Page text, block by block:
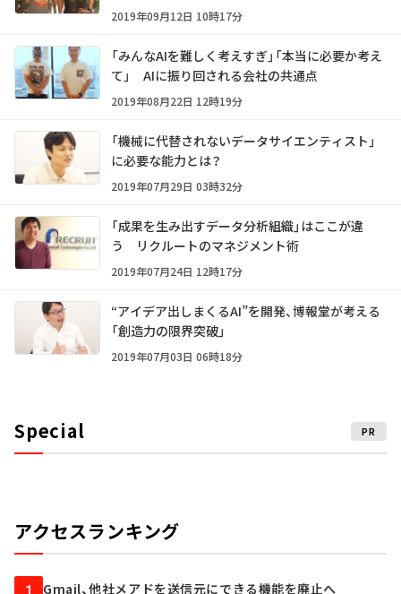
2019年09月12日 10時17分
「みんなAIを難しく考えすぎ」「本当に必要か考え
て」 AIに振り回される会社の共通点
2019年08月22日 12時19分
「機械に代替されないデータサイエンティスト」
に必要な能力とは？
2019年07月29日 03時32分
「成果を生み出すデータ分析組織」はここが違
う リクルートのマネジメント術
2019年07月24日 12時17分
“アイデア出しまくるAI”を開発、博報堂が考える
「創造力の限界突破」
2019年07月03日 06時18分
Special PR
アクセスランキング
1 Gmail、他社メアドを送信元にできる機能を廃止へ